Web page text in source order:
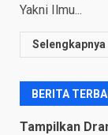
Yakni Ilmu...
Selengkapnya
BERITA
Tampilkan